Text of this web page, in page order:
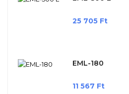
Ár
25 705 Ft
EML-180
Ár
11 567 Ft